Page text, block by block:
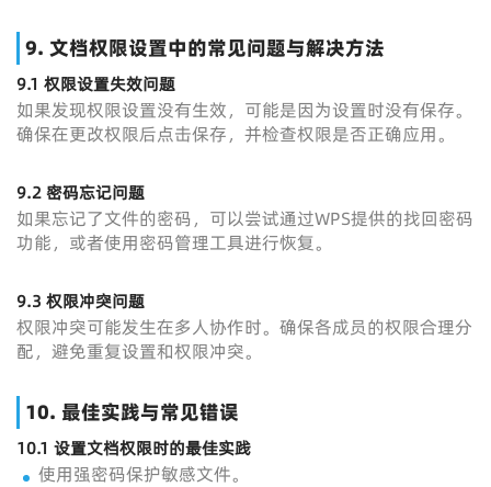
9. 文档权限设置中的常见问题与解决方法
9.1 权限设置失效问题
如果发现权限设置没有生效，可能是因为设置时没有保存。
确保在更改权限后点击保存，并检查权限是否正确应用。
9.2密码忘记问题
如果忘记了文件的密码，可以尝试通过WPS提供的找回密码
功能，或者使用密码管理工具进行恢复。
9.3 权限冲突问题
权限冲突可能发生在多人协作时。确保各成员的权限合理分
配，避免重复设置和权限冲突。
10. 最佳实践与常见错误
10.1 设置文档权限时的最佳实践
使用强密码保护敏感文件。